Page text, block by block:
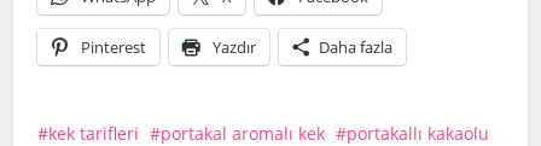
Pinterest Yazdır Daha fazla
kek tarifleri portakal aromalı kek
portakallı kakaolu